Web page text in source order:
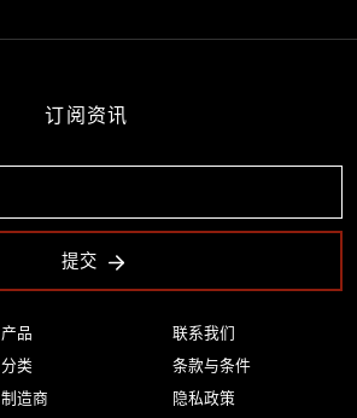
产品
分类
制造商
联系我们
条款与条件
隐私政策
订阅资讯
提交